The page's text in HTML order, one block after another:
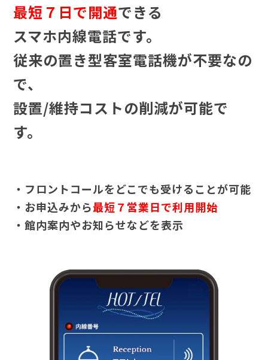
最短７日で開通できる
スマホ内線電話です。
従来の置き型客室電話機が不要なの
で、
設置/維持コストの削減が可能で
す。
・フロントコールをどこでも受けることが可能
・お申込みから最短７営業日で利用開始
・館内案内やお知らせなどを表示